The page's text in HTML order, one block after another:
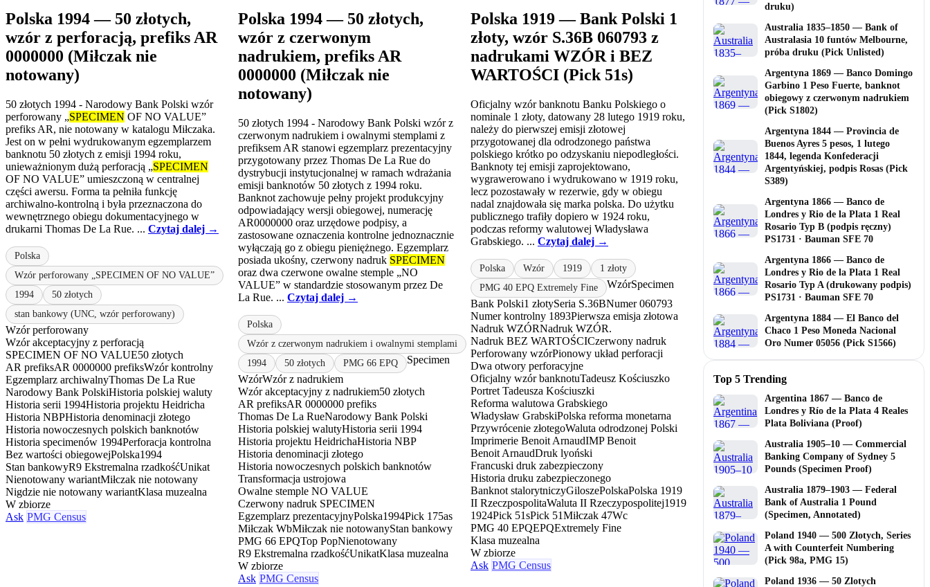
Polska 1994 — 50 złotych,
wzór z perforacją, prefiks AR
0000000 (Miłczak nie
notowany)
50 złotych 1994 - Narodowy Bank Polski wzór
perforowany „SPECIMEN OF NO VALUE”
prefiks AR, nie notowany w katalogu Miłczaka.
Jest on w pełni wydrukowanym egzemplarzem
banknotu 50 złotych z emisji 1994 roku,
unieważnionym dużą perforacją „SPECIMEN
OF NO VALUE” umieszczoną w centralnej
części awersu. Forma ta pełniła funkcję
archiwalno-kontrolną i była przeznaczona do
wewnętrznego obiegu dokumentacyjnego w
drukarni Thomas De La Rue. ... Czytaj dalej →
Polska
Wzór perforowany „SPECIMEN OF NO VALUE”
1994
50 złotych
stan bankowy (UNC, wzór perforowany)
Wzór perforowany
Wzór akceptacyjny z perforacją
SPECIMEN OF NO VALUE50 złotych
AR prefiksAR 0000000 prefiksWzór kontrolny
Egzemplarz archiwalnyThomas De La Rue
Narodowy Bank PolskiHistoria polskiej waluty
Historia serii 1994Historia projektu Heidricha
Historia NBPHistoria denominacji złotego
Historia nowoczesnych polskich banknotów
Historia specimenów 1994Perforacja kontrolna
Bez wartości obiegowejPolska1994
Stan bankowyR9 Ekstremalna rzadkośćUnikat
Nienotowany wariantMiłczak nie notowany
Nigdzie nie notowany wariantKlasa muzealna
W zbiorze
Ask PMG Census
Polska 1994 — 50 złotych,
wzór z czerwonym
nadrukiem, prefiks AR
0000000 (Miłczak nie
notowany)
50 złotych 1994 - Narodowy Bank Polski wzór z
czerwonym nadrukiem i owalnymi stemplami z
prefiksem AR stanowi egzemplarz prezentacyjny
przygotowany przez Thomas De La Rue do
dystrybucji instytucjonalnej w ramach wdrażania
emisji banknotów 50 złotych z 1994 roku.
Banknot zachowuje pełny projekt produkcyjny
odpowiadający wersji obiegowej, numerację
AR0000000 oraz urzędowe podpisy, a
zastosowane oznaczenia kontrolne jednoznacznie
wyłączają go z obiegu pieniężnego. Egzemplarz
posiada ukośny, czerwony nadruk SPECIMEN
oraz dwa czerwone owalne stemple „NO
VALUE” w standardzie stosowanym przez De
La Rue. ... Czytaj dalej →
Polska
Wzór z czerwonym nadrukiem i owalnymi stemplami
1994
50 złotych PMG 66 EPQ
Specimen
WzórWzór z nadrukiem
Wzór akceptacyjny z nadrukiem50 złotych
AR prefiksAR 0000000 prefiks
Thomas De La RueNarodowy Bank Polski
Historia polskiej walutyHistoria serii 1994
Historia projektu HeidrichaHistoria NBP
Historia denominacji złotego
Historia nowoczesnych polskich banknotów
Transformacja ustrojowa
Owalne stemple NO VALUE
Czerwony nadruk SPECIMEN
Egzemplarz prezentacyjnyPolska1994Pick 175as
Miłczak WbMiłczak nie notowanyStan bankowy
PMG 66 EPQTop PopNienotowany
R9 Ekstremalna rzadkośćUnikatKlasa muzealna
W zbiorze
Ask PMG Census
Polska 1919 — Bank Polski 1
złoty, wzór S.36B 060793 z
nadrukami WZÓR i BEZ
WARTOŚCI (Pick 51s)
Oficjalny wzór banknotu Banku Polskiego o
nominale 1 złoty, datowany 28 lutego 1919 roku,
należy do pierwszej emisji złotowej
przygotowanej dla odrodzonego państwa
polskiego krótko po odzyskaniu niepodległości.
Banknoty tej emisji zaprojektowano,
wygrawerowano i wydrukowano w 1919 roku,
lecz pozostawały w rezerwie, gdy w obiegu
nadal znajdowała się marka polska. Do użytku
publicznego trafiły dopiero w 1924 roku,
podczas reformy walutowej Władysława
Grabskiego. ... Czytaj dalej →
Polska Wzór 1919
1 złoty
PMG 40 EPQ Extremely Fine
WzórSpecimen
Bank Polski1 złotySeria S.36BNumer 060793
Numer kontrolny 1893Pierwsza emisja złotowa
Nadruk WZÓRNadruk WZÓR.
Nadruk BEZ WARTOŚCICzerwony nadruk
Perforowany wzórPionowy układ perforacji
Dwa otwory perforacyjne
Oficjalny wzór banknotuTadeusz Kościuszko
Portret Tadeusza Kościuszki
Reforma walutowa Grabskiego
Władysław GrabskiPolska reforma monetarna
Przywrócenie złotegoWaluta odrodzonej Polski
Imprimerie Benoit ArnaudIMP Benoit
Benoit ArnaudDruk lyoński
Francuski druk zabezpieczony
Historia druku zabezpieczonego
Banknot stalorytniczyGiloszePolskaPolska 1919
II RzeczpospolitaWaluta II Rzeczypospolitej1919
1924Pick 51sPick 51Miłczak 47Wc
PMG 40 EPQEPQExtremely Fine
Klasa muzealna
W zbiorze
Ask PMG Census
druku)
Australia 1835–1850 — Bank of
Australasia 10 funtów Melbourne,
próba druku (Pick Unlisted)
Argentyna 1869 — Banco Domingo
Garbino 1 Peso Fuerte, banknot
obiegowy z czerwonym nadrukiem
(Pick S1802)
Argentyna 1844 — Provincia de
Buenos Ayres 5 pesos, 1 lutego
1844, legenda Konfederacji
Argentyńskiej, podpis Rosas (Pick
S389)
Argentyna 1866 — Banco de
Londres y Rio de la Plata 1 Real
Rosario Typ B (podpis ręczny)
PS1731 · Bauman SFE 70
Argentyna 1866 — Banco de
Londres y Rio de la Plata 1 Real
Rosario Typ A (drukowany podpis)
PS1731 · Bauman SFE 70
Argentyna 1884 — El Banco del
Chaco 1 Peso Moneda Nacional
Oro Numer 05056 (Pick S1566)
Top 5 Trending
Argentina 1867 — Banco de
Londres y Río de la Plata 4 Reales
Plata Boliviana (Proof)
Australia 1905–10 — Commercial
Banking Company of Sydney 5
Pounds (Specimen Proof)
Australia 1879–1903 — Federal
Bank of Australia 1 Pound
(Specimen, Annotated)
Poland 1940 — 500 Złotych, Series
A with Counterfeit Numbering
(Pick 98a, PMG 15)
Poland 1936 — 50 Zlotych